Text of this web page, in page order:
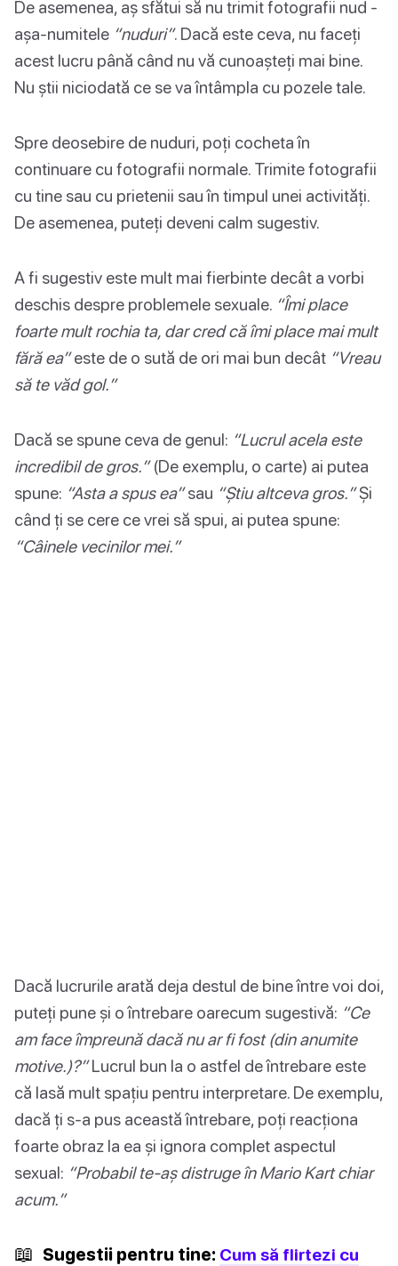
De asemenea, aș sfătui să nu trimit fotografii nud -
așa-numitele “nuduri”. Dacă este ceva, nu faceți
acest lucru până când nu vă cunoașteți mai bine.
Nu știi niciodată ce se va întâmpla cu pozele tale.
Spre deosebire de nuduri, poți cocheta în
continuare cu fotografii normale. Trimite fotografii
cu tine sau cu prietenii sau în timpul unei activități.
De asemenea, puteți deveni calm sugestiv.
A fi sugestiv este mult mai fierbinte decât a vorbi
deschis despre problemele sexuale. “Îmi place
foarte mult rochia ta, dar cred că îmi place mai mult
fără ea”este de o sută de ori mai bun decât “Vreau
să te văd gol.”
Dacă se spune ceva de genul: “Lucrul acela este
incredibil de gros.”(De exemplu, o carte) ai putea
spune: “Asta a spus ea”sau “Știu altceva gros.”Și
când ți se cere ce vrei să spui, ai putea spune:
“Câinele vecinilor mei.”
Dacă lucrurile arată deja destul de bine între voi doi,
puteți pune și o întrebare oarecum sugestivă: “Ce
am face împreună dacă nu ar fi fost (din anumite
motive.)?”Lucrul bun la o astfel de întrebare este
că lasă mult spațiu pentru interpretare. De exemplu,
dacă ți s-a pus această întrebare, poți reacționa
foarte obraz la ea și ignora complet aspectul
sexual: “Probabil te-aș distruge în Mario Kart chiar
acum.”
📖 Sugestii pentru tine: Cum să flirtezi cu